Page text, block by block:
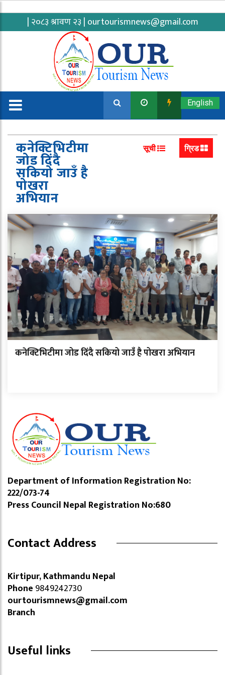
| २०८३ श्रावण २३ | ourtourismnews@gmail.com
English
कनेक्टिभिटीमा
जोड दिंदै
सकियो जाउँ है
पोखरा
अभियान
सूची ग्रिड
कनेक्टिभिटीमा जोड दिंदै सकियो जाउँ है पोखरा अभियान
Department of Information Registration No:
222/073-74
Press Council Nepal Registration No:680
Contact Address
Kirtipur, Kathmandu Nepal
Phone 9849242730
ourtourismnews@gmail.com
Branch
Useful links